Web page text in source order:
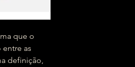
que o
as
definição,